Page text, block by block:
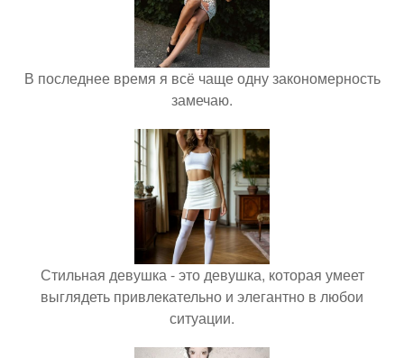
В последнее время я всё чаще одну закономерность
замечаю.
Стильная девушка - это девушка, которая умеет
выглядеть привлекательно и элегантно в любои
ситуации.